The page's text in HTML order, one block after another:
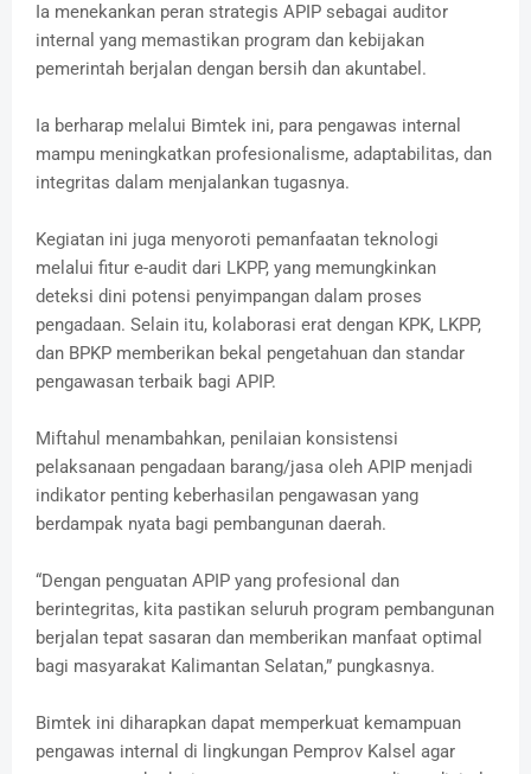
Ia menekankan peran strategis APIP sebagai auditor
internal yang memastikan program dan kebijakan
pemerintah berjalan dengan bersih dan akuntabel.
Ia berharap melalui Bimtek ini, para pengawas internal
mampu meningkatkan profesionalisme, adaptabilitas, dan
integritas dalam menjalankan tugasnya.
Kegiatan ini juga menyoroti pemanfaatan teknologi
melalui fitur e-audit dari LKPP, yang memungkinkan
deteksi dini potensi penyimpangan dalam proses
pengadaan. Selain itu, kolaborasi erat dengan KPK, LKPP,
dan BPKP memberikan bekal pengetahuan dan standar
pengawasan terbaik bagi APIP.
Miftahul menambahkan, penilaian konsistensi
pelaksanaan pengadaan barang/jasa oleh APIP menjadi
indikator penting keberhasilan pengawasan yang
berdampak nyata bagi pembangunan daerah.
“Dengan penguatan APIP yang profesional dan
berintegritas, kita pastikan seluruh program pembangunan
berjalan tepat sasaran dan memberikan manfaat optimal
bagi masyarakat Kalimantan Selatan,” pungkasnya.
Bimtek ini diharapkan dapat memperkuat kemampuan
pengawas internal di lingkungan Pemprov Kalsel agar